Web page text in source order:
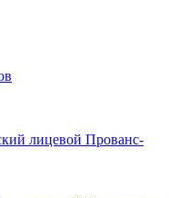
лицевой Прованс-